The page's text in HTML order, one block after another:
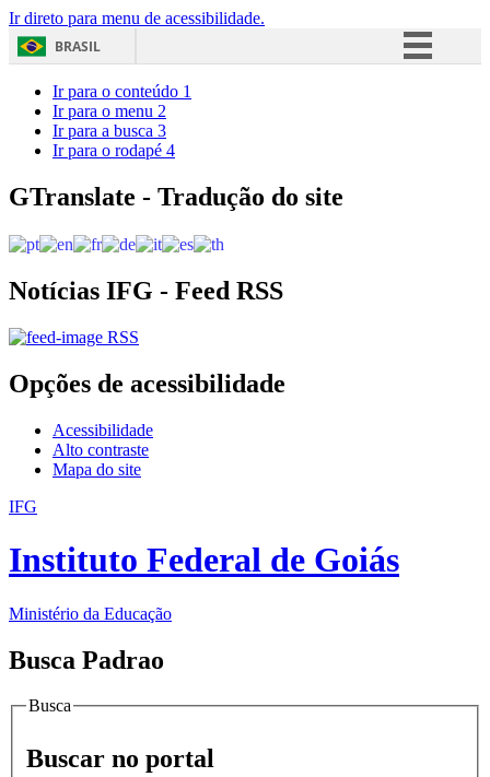
Ir direto para menu de acessibilidade.
BRASIL
Acesso à informação
Ir para o conteúdo 1
Ir para o menu 2
Ir para a busca 3
Ir para o rodapé 4
GTranslate - Tradução do site
Notícias IFG - Feed RSS
RSS
Opções de acessibilidade
Acessibilidade
Alto contraste
Mapa do site
IFG
Instituto Federal de Goiás
Ministério da Educação
Busca Padrao
Busca
Buscar no portal